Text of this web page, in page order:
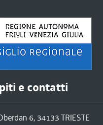
e contatti
6, 34133 TRIESTE